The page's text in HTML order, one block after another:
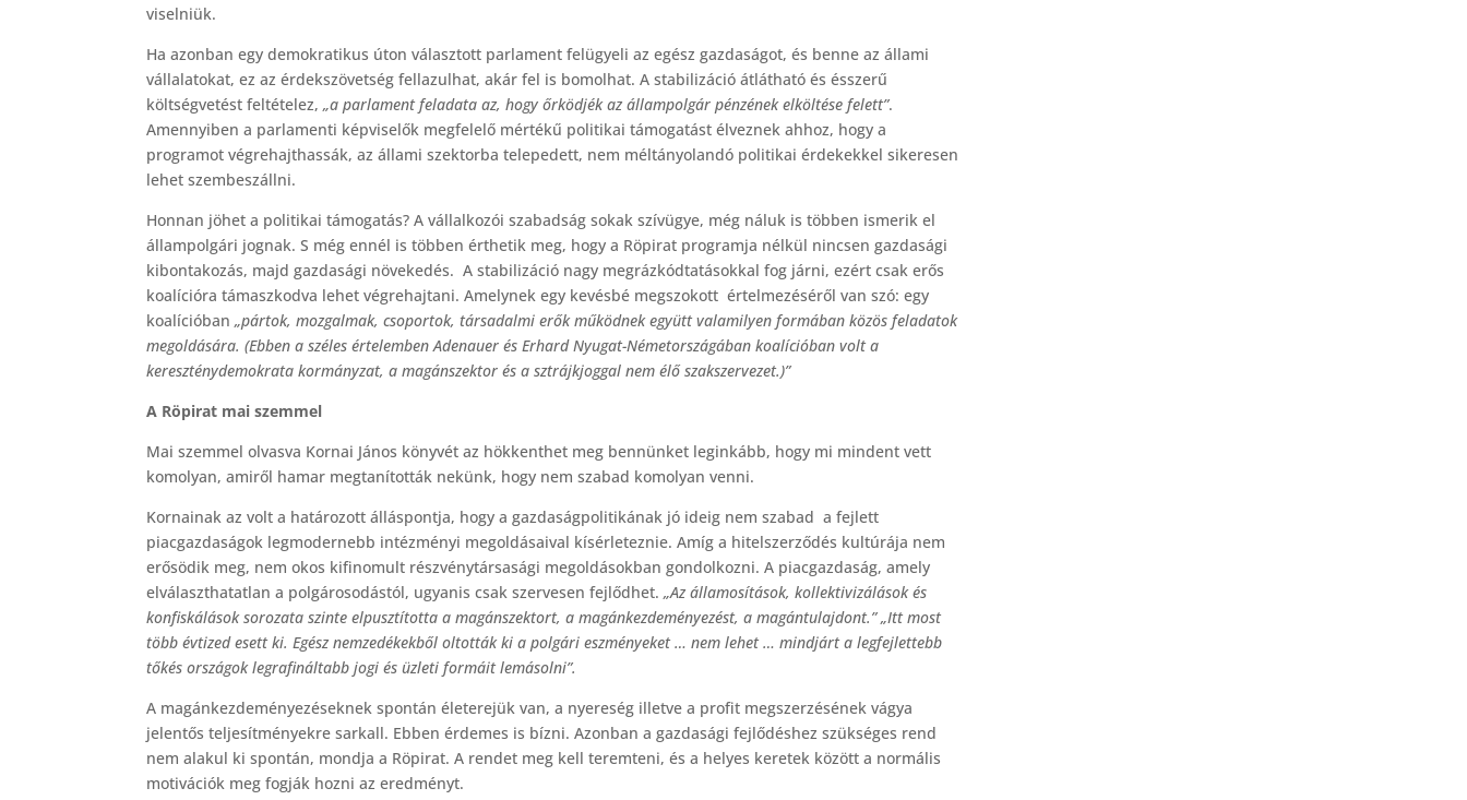
viselniük.
Ha azonban egy demokratikus úton választott parlament felügyeli az egész gazdaságot, és benne az állami
vállalatokat, ez az érdekszövetség fellazulhat, akár fel is bomolhat. A stabilizáció átlátható és ésszerű
költségvetést feltételez,„a parlament feladata az, hogy őrködjék az állampolgár pénzének elköltése felett”.
Amennyiben a parlamenti képviselők megfelelő mértékű politikai támogatást élveznek ahhoz, hogy a
programot végrehajthassák, az állami szektorba telepedett, nem méltányolandó politikai érdekekkel sikeresen
lehet szembeszállni.
Honnan jöhet a politikai támogatás? A vállalkozói szabadság sokak szívügye, még náluk is többen ismerik el
állampolgári jognak. S még ennél is többen érthetik meg, hogy a Röpirat programja nélkül nincsen gazdasági
kibontakozás, majd gazdasági növekedés. A stabilizáció nagy megrázkódtatásokkal fog járni, ezért csak erős
koalícióra támaszkodva lehet végrehajtani. Amelynek egy kevésbé megszokott értelmezéséről van szó: egy
koalícióban„pártok, mozgalmak, csoportok, társadalmi erők működnek együtt valamilyen formában közös feladatok
megoldására. (Ebben a széles értelemben Adenauer és Erhard Nyugat-Németországában koalícióban volt a
kereszténydemokrata kormányzat, a magánszektor és a sztrájkjoggal nem élő szakszervezet.)”
A Röpirat mai szemmel
Mai szemmel olvasva Kornai János könyvét az hökkenthet meg bennünket leginkább, hogy mi mindent vett
komolyan, amiről hamar megtanították nekünk, hogy nem szabad komolyan venni.
Kornainak az volt a határozott álláspontja, hogy a gazdaságpolitikának jó ideig nem szabad a fejlett
piacgazdaságok legmodernebb intézményi megoldásaival kísérleteznie. Amíg a hitelszerződés kultúrája nem
erősödik meg, nem okos kifinomult részvénytársasági megoldásokban gondolkozni. A piacgazdaság, amely
elválaszthatatlan a polgárosodástól, ugyanis csak szervesen fejlődhet.„Az államosítások, kollektivizálások és
konfiskálások sorozata szinte elpusztította a magánszektort, a magánkezdeményezést, a magántulajdont.” „Itt most
több évtized esett ki. Egész nemzedékekből oltották ki a polgári eszményeket … nem lehet … mindjárt a legfejlettebb
tőkés országok legrafináltabb jogi és üzleti formáit lemásolni”.
A magánkezdeményezéseknek spontán életerejük van, a nyereség illetve a profit megszerzésének vágya
jelentős teljesítményekre sarkall. Ebben érdemes is bízni. Azonban a gazdasági fejlődéshez szükséges rend
nem alakul ki spontán, mondja a Röpirat. A rendet meg kell teremteni, és a helyes keretek között a normális
motivációk meg fogják hozni az eredményt.